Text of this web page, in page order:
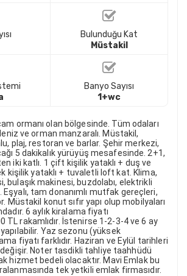
Bulunduğu Kat
Müstakil
Banyo Sayısı
1+wc
ormanı olan bölgesinde. Tüm odaları
ve orman manzaralı. Müstakil,
plaj, restoran ve barlar. Şehir merkezi,
5 dakikalık yürüyüş mesafesinde. 2+1,
iki katlı. 1 çift kişilik yataklı + duş ve
kişilik yataklı + tuvaletli loft kat. Klima,
bulaşık makinesi, buzdolabı, elektrikli
Eşyalı, tam donanımlı mutfak gereçleri,
Müstakil konut sıfır yapı olup mobilyaları
6 aylık kiralama fiyatı
TL rakamlıdır. İstenirse 1-2-3-4 ve 6 ay
Yaz sezonu (yüksek
fiyatı farklıdır. Haziran ve Eylül tarihleri
Noter tasdikli tahliye taahhüdü
hizmet bedeli olacaktır. Mavi Emlak bu
tek yetkili emlak firmasıdır.